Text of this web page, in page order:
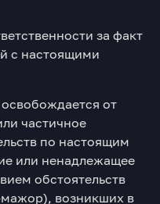
за факт
с настоящими
от
частичное
по настоящим
или ненадлежащее
обстоятельств
возникших в